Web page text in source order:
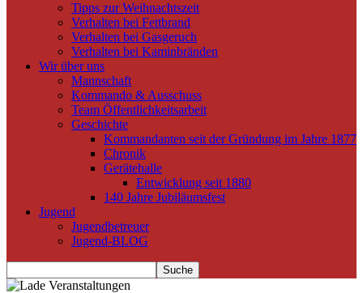
Tipps zur Weihnachtszeit
Verhalten bei Fettbrand
Verhalten bei Gasgeruch
Verhalten bei Kaminbränden
Wir über uns
Mannschaft
Kommando & Ausschuss
Team Öffentlichkeitsarbeit
Geschichte
Kommandanten seit der Gründung im Jahre 1877
Chronik
Gerätehalle
Entwicklung seit 1880
140 Jahre Jubiläumsfest
Jugend
Jugendbetreuer
Jugend-BLOG